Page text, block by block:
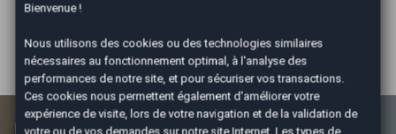
Voir les annonces de cette agence
Bienvenue !
Nous utilisons des cookies ou des technologies similaires
nécessaires au fonctionnement optimal, à l'analyse des
performances de notre site, et pour sécuriser vos transactions.
Ces cookies nous permettent également d'améliorer votre
expérience de visite, lors de votre navigation et de la validation de
votre ou de vos demandes sur notre site Internet. Les types de